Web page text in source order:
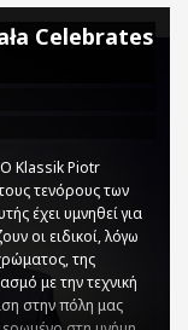
μας, με την
Μαθητής και
θρυλικού
παρθενική
συνάντηση:
είναι το τι
‘10η Συμφωνία’
με
από την αρχή
Celebrates
Klassik Piotr
τενόρους των
έχει υμνηθεί για
οι ειδικοί, λόγω
της
με την τεχνική
στην πόλη μας